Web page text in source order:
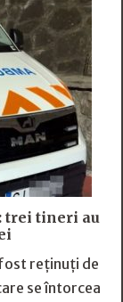
trei tineri au
reținuți de
se întorcea